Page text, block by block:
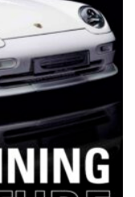
BY WERK1
|
die
2025